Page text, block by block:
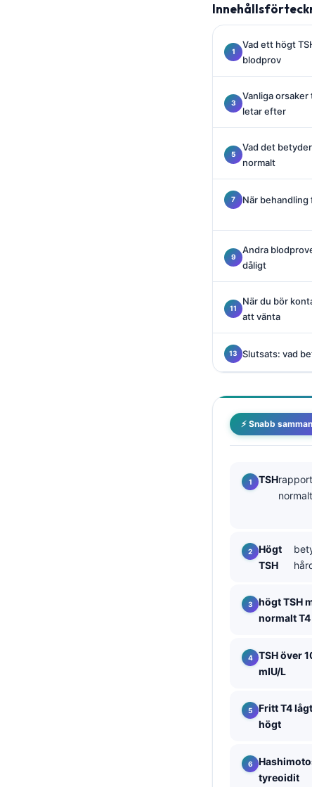
Vad ett högt
blodprov
Vanliga
letar efter
Vad det
normalt
När
Andra
dåligt
När du bör
att vänta
Slutsats: vad
⚡ Snabb
TSH
Högt
TSH
högt TSH
normalt T4
TSH över
mIU/L
Fritt T4
högt
tyreoidit